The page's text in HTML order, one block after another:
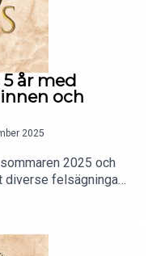
kanske även bjuder
år med
och
2025
2025 och
diverse felsägningar
och
oss av! Så njut av